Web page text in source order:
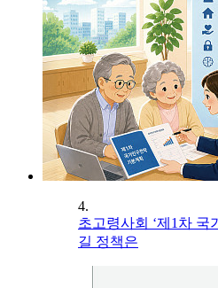
4.
초고령사회 ‘제1차 국
길 정책은